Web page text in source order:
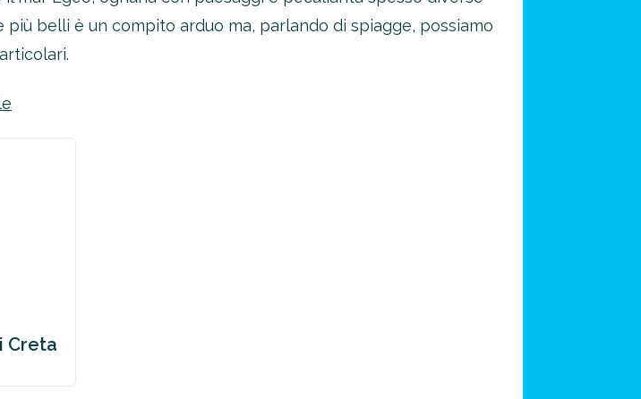
belli è un compito arduo ma, parlando di spiagge, possiamo
Creta